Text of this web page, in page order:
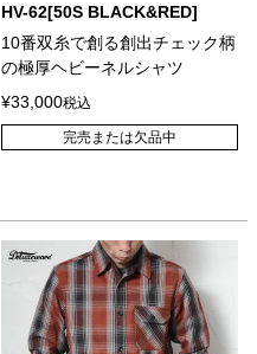
HV-62[50S BLACK&RED]
10番双糸で創る創出チェック柄
の極厚ヘビーネルシャツ
¥33,000税込
完売または欠品中